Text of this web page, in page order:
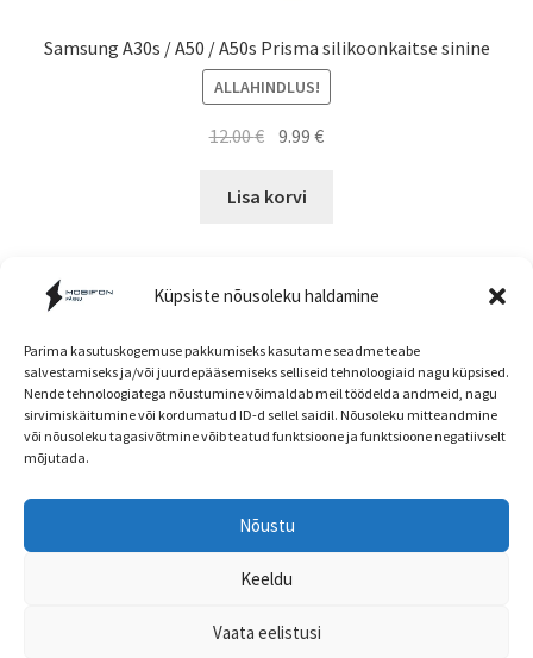
Küpsiste nõusoleku haldamine
Parima kasutuskogemuse pakkumiseks kasutame seadme teabe
salvestamiseks ja/või juurdepääsemiseks selliseid tehnoloogiaid nagu küpsised.
Nende tehnoloogiatega nõustumine võimaldab meil töödelda andmeid, nagu
sirvimiskäitumine või kordumatud ID-d sellel saidil. Nõusoleku mitteandmine
või nõusoleku tagasivõtmine võib teatud funktsioone ja funktsioone negatiivselt
mõjutada.
Nõustu
Keeldu
Vaata eelistusi
kaubavalik võivad olla erinevad!
Samsung A30s / A50 / A50s Prisma silikoonkaitse sinine
ALLAHINDLUS!
12.00€ Algne
oli:
9.99€Current
Lisa korvi
Müügitingimused
© mobifon.ee 2026
Built with WooCommerce